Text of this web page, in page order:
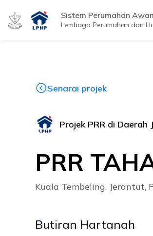
Sistem Perumahan
Lembaga Perumahan dan
Senarai projek
Projek PRR di Daerah
PRR
Kuala Tembeling, Jerantut,
Butiran Hartanah